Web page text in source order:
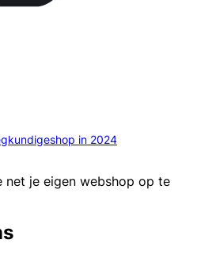
in 2024
net je eigen webshop op te